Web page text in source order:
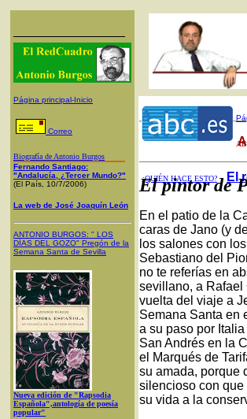
Página principal-Inicio
Correo
Biografía de Antonio Burgos
Fernando Santiago:
"Andalucía, ¿Tercer Mundo?"
(El País, 10/7/2006)
La web de José Joaquín León
ANTONIO BURGOS: " LOS
DÍAS DEL GOZO" Pregón de la
Semana Santa de Sevilla
Nueva edición de "Rapsodia
Española",antología de poesía
popular"
¿QUIÉN HACE ESTO? El
El pintor de
En el patio de la
caras de Jano (y
los salones con
Sebastiano del
no te referías en
sevillano, a Rafael
vuelta del viaje a
Semana Santa en
a su paso por
San Andrés en la
el Marqués de
su amada, porque
silencioso con
su vida a la